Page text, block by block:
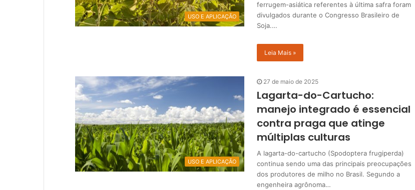
USO E APLICAÇÃO
ferrugem-asiática referentes à última safra foram
divulgados durante o Congresso Brasileiro de
Soja.…
Leia Mais »
USO E APLICAÇÃO
27 de maio de 2025
Lagarta-do-Cartucho:
manejo integrado é essencial
contra praga que atinge
múltiplas culturas
A lagarta-do-cartucho (Spodoptera frugiperda)
continua sendo uma das principais preocupações
dos produtores de milho no Brasil. Segundo a
engenheira agrônoma…